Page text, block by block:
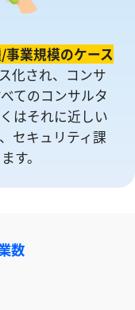
業規模のケース
化され、コンサ
てのコンサルタ
はそれに近しい
セキュリティ課
す。
数